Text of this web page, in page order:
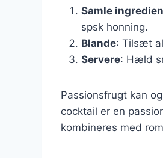
Samle
spsk honning.
Blande: Tilsæt
Servere: Hæld
Passionsfrugt kan
cocktail er en
kombineres med